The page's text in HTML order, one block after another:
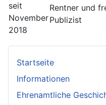
Startseite
Informationen
Ehrenamtliche
seit
November
2018
Rentner und
Publizist